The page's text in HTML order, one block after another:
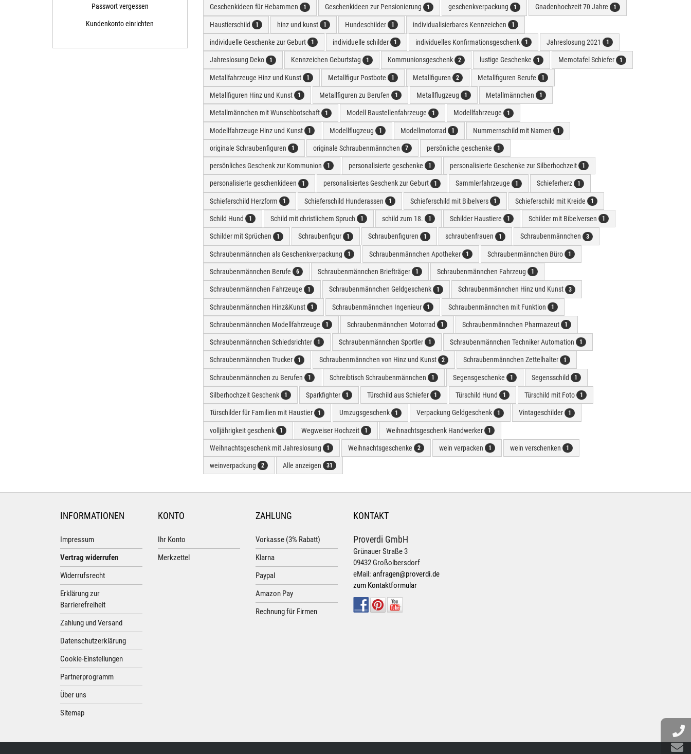
Geschenkideen für Hebammen 1 Geschenkideen zur Pensionierung 1 geschenkverpackung 1 Gnadenhochzeit 70 Jahre 1
Haustierschild 1 hinz und kunst 1 Hundeschilder 1 individualisierbares Kennzeichen 1
individuelle Geschenke zur Geburt 1 individuelle schilder 1 individuelles Konfirmationsgeschenk 1 Jahreslosung 2021 1
Jahreslosung Deko 1 Kennzeichen Geburtstag 1 Kommunionsgeschenk 2 lustige Geschenke 1 Memotafel Schiefer 1
Metallfahrzeuge Hinz und Kunst 1 Metallfigur Postbote 1 Metallfiguren 2 Metallfiguren Berufe 1
Metallfiguren Hinz und Kunst 1 Metallfiguren zu Berufen 1 Metallflugzeug 1 Metallmännchen 1
Metallmännchen mit Wunschbotschaft 1 Modell Baustellenfahrzeuge 1 Modellfahrzeuge 1
Modellfahrzeuge Hinz und Kunst 1 Modellflugzeug 1 Modellmotorrad 1 Nummernschild mit Namen 1
originale Schraubenfiguren 1 originale Schraubenmännchen 7 persönliche geschenke 1
persönliches Geschenk zur Kommunion 1 personalisierte geschenke 1 personalisierte Geschenke zur Silberhochzeit 1
personalisierte geschenkideen 1 personalisiertes Geschenk zur Geburt 1 Sammlerfahrzeuge 1 Schieferherz 1
Schieferschild Herzform 1 Schieferschild Hunderassen 1 Schieferschild mit Bibelvers 1 Schieferschild mit Kreide 1
Schild Hund 1 Schild mit christlichem Spruch 1 schild zum 18. 1 Schilder Haustiere 1 Schilder mit Bibelversen 1
Schilder mit Sprüchen 1 Schraubenfigur 1 Schraubenfiguren 1 schraubenfrauen 1 Schraubenmännchen 3
Schraubenmännchen als Geschenkverpackung 1 Schraubenmännchen Apotheker 1 Schraubenmännchen Büro 1
Schraubenmännchen Berufe 6 Schraubenmännchen Briefträger 1 Schraubenmännchen Fahrzeug 1
Schraubenmännchen Fahrzeuge 1 Schraubenmännchen Geldgeschenk 1 Schraubenmännchen Hinz und Kunst 3
Schraubenmännchen Hinz&Kunst 1 Schraubenmännchen Ingenieur 1 Schraubenmännchen mit Funktion 1
Schraubenmännchen Modellfahrzeuge 1 Schraubenmännchen Motorrad 1 Schraubenmännchen Pharmazeut 1
Schraubenmännchen Schiedsrichter 1 Schraubenmännchen Sportler 1 Schraubenmännchen Techniker Automation 1
Schraubenmännchen Trucker 1 Schraubenmännchen von Hinz und Kunst 2 Schraubenmännchen Zettelhalter 1
Schraubenmännchen zu Berufen 1 Schreibtisch Schraubenmännchen 1 Segensgeschenke 1 Segensschild 1
Silberhochzeit Geschenk 1 Sparkfighter 1 Türschild aus Schiefer 1 Türschild Hund 1 Türschild mit Foto 1
Türschilder für Familien mit Haustier 1 Umzugsgeschenk 1 Verpackung Geldgeschenk 1 Vintageschilder 1
volljährigkeit geschenk 1 Wegweiser Hochzeit 1 Weihnachtsgeschenk Handwerker 1
Weihnachtsgeschenk mit Jahreslosung 1 Weihnachtsgeschenke 2 wein verpacken 1 wein verschenken 1
weinverpackung 2 Alle anzeigen 31
Passwort vergessen
Kundenkonto einrichten
INFORMATIONEN
Impressum
Vertrag widerrufen
Widerrufsrecht
Erklärung zur
Barrierefreiheit
Zahlung und Versand
Datenschutzerklärung
Cookie-Einstellungen
Partnerprogramm
Über uns
Sitemap
KONTO
Ihr Konto
Merkzettel
ZAHLUNG
Vorkasse (3% Rabatt)
Klarna
Paypal
Amazon Pay
Rechnung für Firmen
KONTAKT
Proverdi GmbH
Grünauer Straße 3
09432 Großolbersdorf
eMail: anfragen@proverdi.de
zum Kontaktformular